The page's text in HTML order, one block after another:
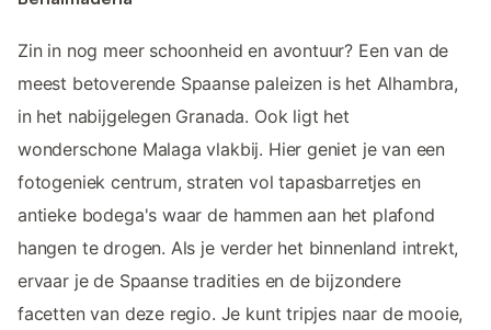
Zin in nog meer schoonheid en avontuur? Een van de
meest betoverende Spaanse paleizen is het Alhambra,
in het nabijgelegen Granada. Ook ligt het
wonderschone Malaga vlakbij. Hier geniet je van een
fotogeniek centrum, straten vol tapasbarretjes en
antieke bodega's waar de hammen aan het plafond
hangen te drogen. Als je verder het binnenland intrekt,
ervaar je de Spaanse tradities en de bijzondere
facetten van deze regio. Je kunt tripjes naar de mooie,